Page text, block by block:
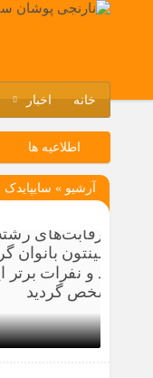
خانه اخبار
اطلاعیه ها
آرشیو » سایپایدک